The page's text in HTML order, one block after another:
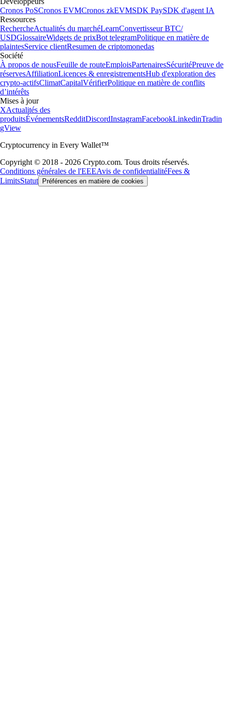
Cronos PoSCronos EVMCronos zkEVMSDK PaySDK d'agent IA
Ressources
RechercheActualités du marchéLearnConvertisseur BTC/
USDGlossaireWidgets de prixBot telegramPolitique en matière de
plaintesService clientResumen de criptomonedas
Société
À propos de nousFeuille de routeEmploisPartenairesSécuritéPreuve de
réservesAffiliationLicences & enregistrementsHub d'exploration des
crypto-actifsClimatCapitalVérifierPolitique en matière de conflits
d’intérêts
Mises à jour
XActualités des
produitsÉvénementsRedditDiscordInstagramFacebookLinkedinTradin
gView
Cryptocurrency in Every Wallet™
Copyright © 2018 - 2026 Crypto.com. Tous droits réservés.
Conditions générales de l'EEEAvis de confidentialitéFees &
LimitsStatut Préférences en matière de cookies